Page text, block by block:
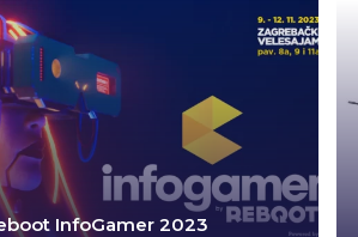
InfoGamer 2023